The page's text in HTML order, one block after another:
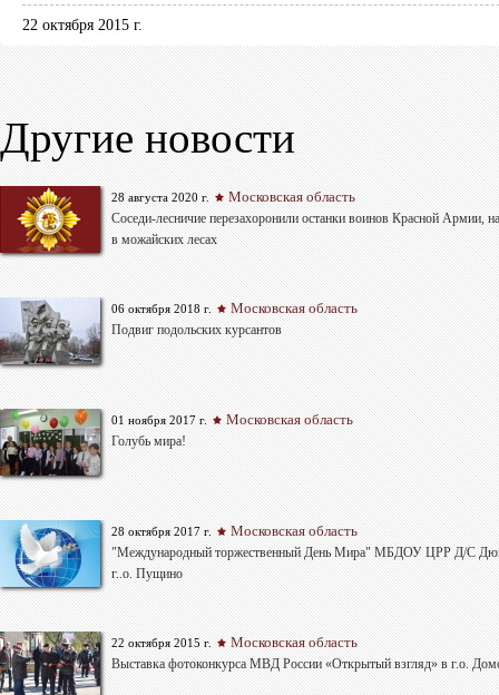
22 октября 2015 г.
Другие новости
28 августа 2020 г. Московская область
Соседи-лесничие перезахоронили останки воинов Красной Армии,
в можайских лесах
06 октября 2018 г. Московская область
Подвиг подольских курсантов
01 ноября 2017 г. Московская область
Голубь мира!
28 октября 2017 г. Московская область
"Международный торжественный День Мира" МБДОУ ЦРР Д/С
г..о. Пущино
22 октября 2015 г. Московская область
Выставка фотоконкурса МВД России «Открытый взгляд» в г.о.